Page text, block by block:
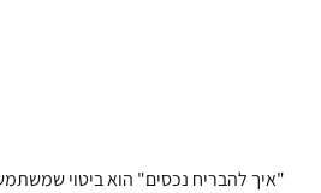
"איך להבריח נכסים" הוא ביטוי